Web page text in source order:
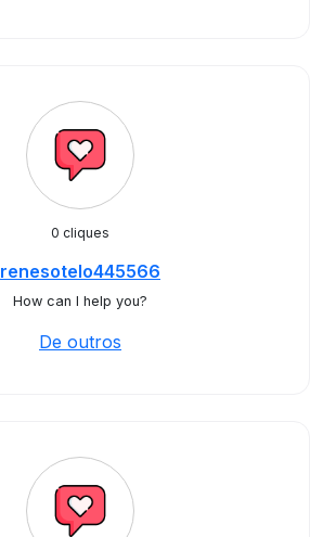
0 cliques
renesotelo445566
How can I help you?
De outros